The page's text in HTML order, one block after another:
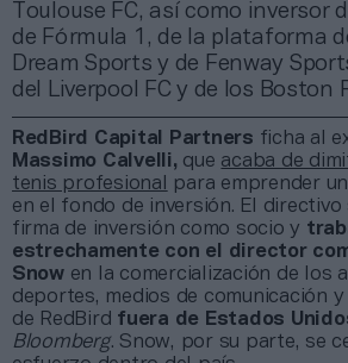
Toulouse FC, así como inversor
de Fórmula 1, de la plataforma
Dream Sports y de Fenway
del Liverpool FC y de los Boston
RedBird Capital Partners ficha al
Massimo Calvelli, que acaba de
tenis profesional
para emprender
en el fondo de inversión. El
firma de inversión como socio y
estrechamente con el director
Snowen la comercialización de los
deportes, medios de comunicación
de RedBird fuera de Estados
Bloomberg. Snow, por su parte, se